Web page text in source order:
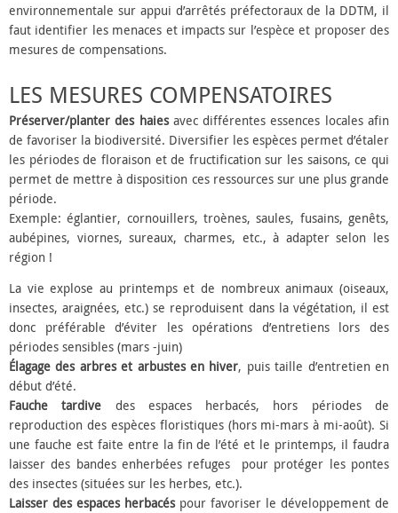
environnementale sur appui d’arrêtés préfectoraux de la DDTM, il
faut identifier les menaces et impacts sur l’espèce et proposer des
mesures de compensations.
LES MESURES COMPENSATOIRES
Préserver/planter des haiesavec différentes essences locales afin
de favoriser la biodiversité. Diversifier les espèces permet d’étaler
les périodes de floraison et de fructification sur les saisons, ce qui
permet de mettre à disposition ces ressources sur une plus grande
période.
Exemple: églantier, cornouillers, troènes, saules, fusains, genêts,
aubépines, viornes, sureaux, charmes, etc., à adapter selon les
région !
La vie explose au printemps et de nombreux animaux (oiseaux,
insectes, araignées, etc.) se reproduisent dans la végétation, il est
donc préférable d’éviter les opérations d’entretiens lors des
périodes sensibles (mars -juin)
Élagage des arbres et arbustes en hiver, puis taille d’entretien en
début d’été.
Fauche tardive des espaces herbacés, hors périodes de
reproduction des espèces floristiques (hors mi-mars à mi-août). Si
une fauche est faite entre la fin de l’été et le printemps, il faudra
laisser des bandes enherbées refuges pour protéger les pontes
des insectes (situées sur les herbes, etc.).
Laisser des espaces herbacéspour favoriser le développement de